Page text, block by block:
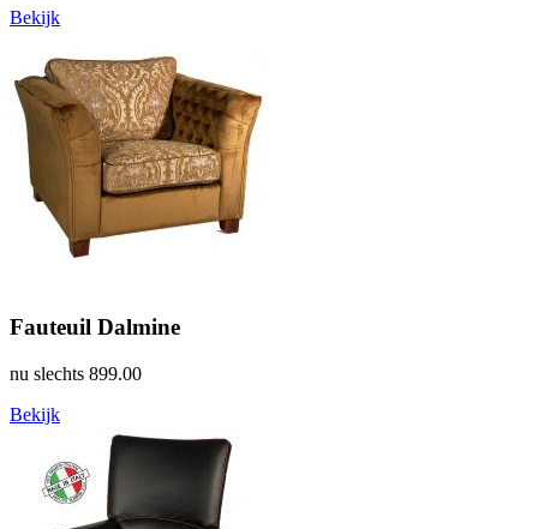
Bekijk
Fauteuil Dalmine
nu slechts 899.00
Bekijk